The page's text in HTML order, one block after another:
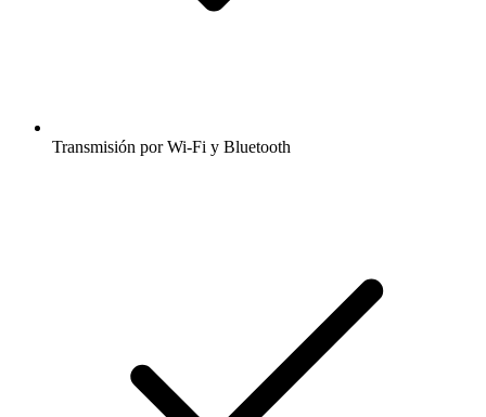
Transmisión por Wi-Fi y Bluetooth